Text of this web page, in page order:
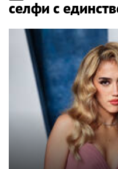
селфи с